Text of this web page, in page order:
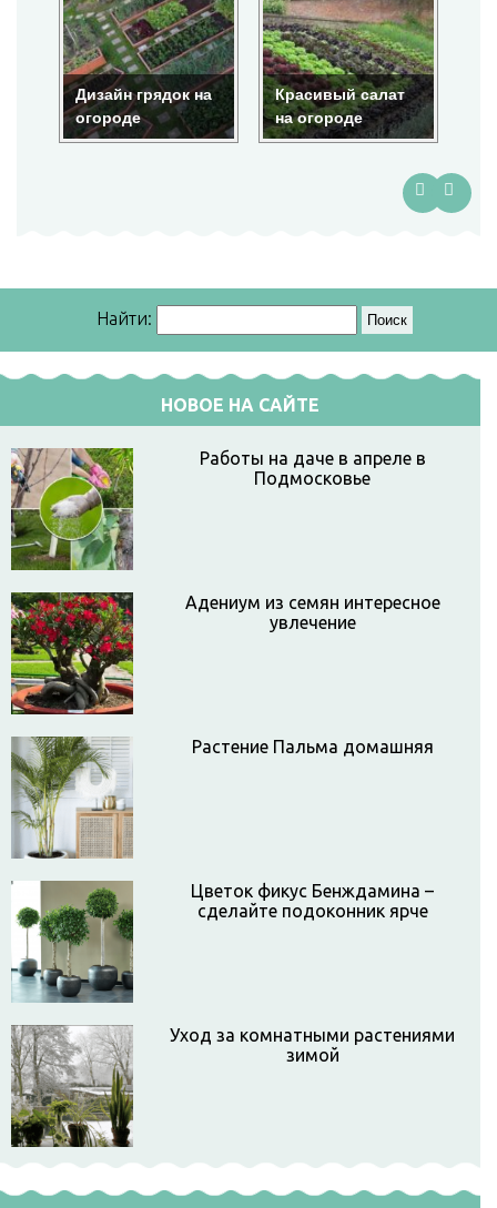
Красивый салат
на огороде
Красота на
огороде
Найти:
НОВОЕ НА САЙТЕ
Работы на даче в апреле в
Подмосковье
Адениум из семян интересное
увлечение
Растение Пальма домашняя
Цветок фикус Бенждамина –
сделайте подоконник ярче
Уход за комнатными растениями
зимой